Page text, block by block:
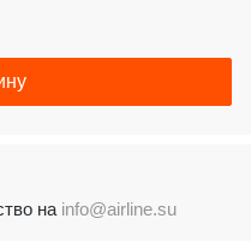
на info@airline.su